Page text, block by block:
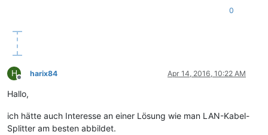
0
H
Offline
harix84 Apr 14, 2016, 10:22 AM
Hallo,
ich hätte auch Interesse an einer Lösung wie man LAN-Kabel-
Splitter am besten abbildet.